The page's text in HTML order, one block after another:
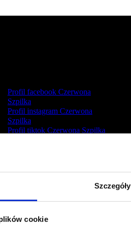
Szczegóły
cookie
Profil facebook Czerwona
Szpilka
Profil instagram Czerwona
Szpilka
Profil tiktok Czerwona Szpilka